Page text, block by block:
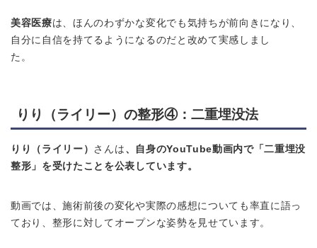
美容医療は、ほんのわずかな変化でも気持ちが前向きになり、
自分に自信を持てるようになるのだと改めて実感しまし
た。
りり（ライリー）の整形④：二重埋没法
りり（ライリー） さんは 、
自身のYouTube動画内で「二重埋没
整形」を受けたことを公表しています。
動画では、施術前後の変化や実際の感想についても率直に語っ
ており、整形に対してオープンな姿勢を見せています。